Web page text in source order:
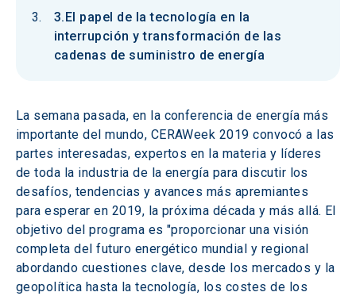
3.El papel de la tecnología en la
interrupción y transformación de las
cadenas de suministro de energía
La semana pasada, en la conferencia de energía más
importante del mundo, CERAWeek 2019 convocó a las
partes interesadas, expertos en la materia y líderes
de toda la industria de la energía para discutir los
desafíos, tendencias y avances más apremiantes
para esperar en 2019, la próxima década y más allá. El
objetivo del programa es "proporcionar una visión
completa del futuro energético mundial y regional
abordando cuestiones clave, desde los mercados y la
geopolítica hasta la tecnología, los costes de los